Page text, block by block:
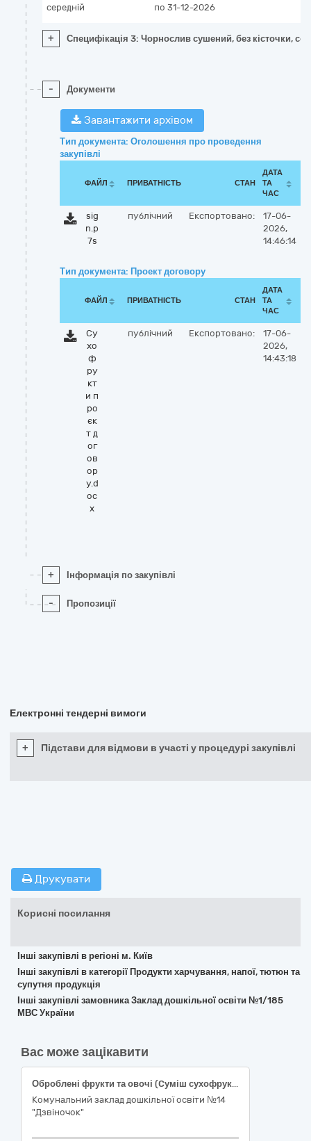
середній по 31-12-2026
+ Специфікація 3: Чорнослив сушений, без кісточки,
- Документи
Завантажити архівом
Тип документа: Оголошення про проведення
закупівлі
ФАЙЛ ПРИВАТНІСТЬ СТАН
ДАТА
ТА
ЧАС
sig
n.p
7s
публічний Експортовано:
17-06-
2026,
14:46:14
Тип документа: Проект договору
ФАЙЛ ПРИВАТНІСТЬ СТАН
ДАТА
ТА
ЧАС
Су
хо
ф
ру
кт
и п
ро
єк
т д
ог
ов
ор
у.d
oc
x
публічний Експортовано:
17-06-
2026,
14:43:18
+ Інформація по закупівлі
- Пропозиції
Електронні тендерні вимоги
+ Підстави для відмови в участі у процедурі закупівлі
Друкувати
Корисні посилання
Інші закупівлі в регіоні м. Київ
Інші закупівлі в категорії Продукти харчування, напої, тютюн та
супутня продукція
Інші закупівлі замовника Заклад дошкільної освіти №1/185
МВС України
Вас може зацікавити
Оброблені фрукти та овочі (Cуміш сухофруктів, Чорнослив, Курага) код за ДК 021-2015 - 15330000-0 - Оброблені фрукти та овочі
Комунальний заклад дошкільної освіти №14
"Дзвіночок"